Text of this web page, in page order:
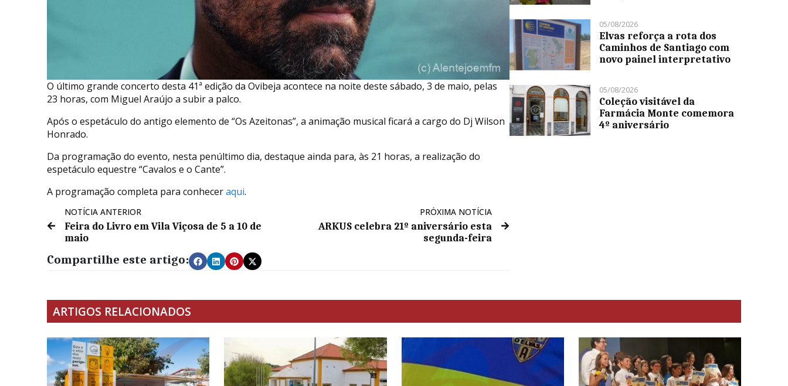
O último grande concerto desta 41ª edição da Ovibeja acontece na noite deste sábado, 3 de maio, pelas
23 horas, com Miguel Araújo a subir a palco.
Após o espetáculo do antigo elemento de “Os Azeitonas”, a animação musical ficará a cargo do Dj Wilson
Honrado.
Da programação do evento, nesta penúltimo dia, destaque ainda para, às 21 horas, a realização do
espetáculo equestre “Cavalos e o Cante”.
A programação completa para conheceraqui.
NOTÍCIA ANTERIOR
Feira do Livro em Vila Viçosa de 5 a 10 de
maio
PRÓXIMA NOTÍCIA
ARKUS celebra 21º aniversário esta
segunda-feira
Compartilhe este artigo:
05/08/2026
Elvas reforça a rota dos
Caminhos de Santiago com
novo painel interpretativo
05/08/2026
Coleção visitável da
Farmácia Monte comemora
4º aniversário
ARTIGOS RELACIONADOS